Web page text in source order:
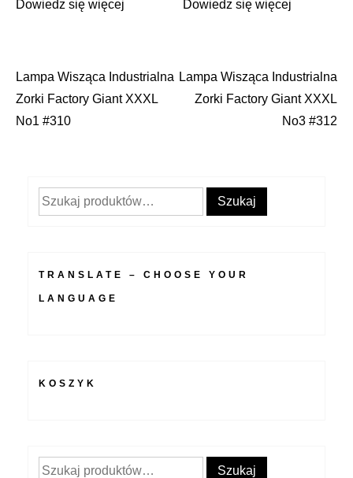
Dowiedz się więcej Dowiedz się więcej
Nawigacja
wpisu
Lampa Wisząca Industrialna
Zorki Factory Giant XXXL
No1 #310
Lampa Wisząca Industrialna
Zorki Factory Giant XXXL
No3 #312
Szukaj: Szukaj
TRANSLATE – CHOOSE YOUR
LANGUAGE
KOSZYK
Szukaj: Szukaj